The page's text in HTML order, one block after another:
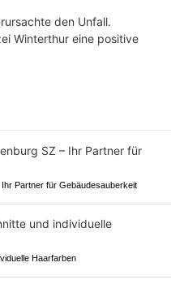
den Unfall.
Winterthur eine positive
Partner für Gebäudesauberkeit
Haarfarben